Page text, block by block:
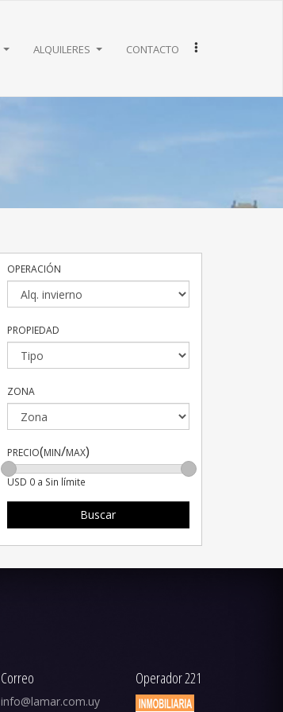
alquileres contacto
operación
propiedad
zona
precio(min/max)
USD 0 a Sin límite
Buscar
Correo
info@lamar.com.uy
Operador 221